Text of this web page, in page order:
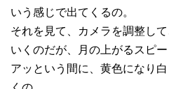
いう感じで出てくるの。
それを見て、カメラを調整し
いくのだが、月の上がるスピ
アッという間に、黄色になり